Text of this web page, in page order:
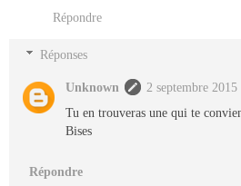
Répondre
Réponses
Unknown
2 septembre 2015
Tu en trouveras une qui te
Bises
Répondre